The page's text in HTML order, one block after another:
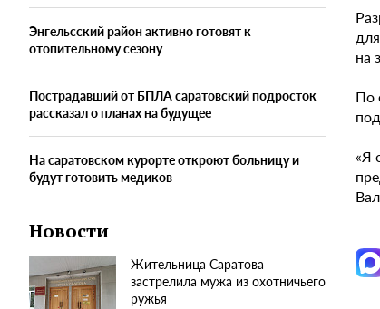
Энгельсский район активно готовят к
отопительному сезону
Пострадавший от БПЛА саратовский подросток
рассказал о планах на будущее
На саратовском курорте откроют больницу и
будут готовить медиков
Новости
Жительница Саратова
застрелила мужа из охотничьего
ружья
на
По
«Я